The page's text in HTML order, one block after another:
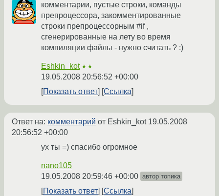
комментарии, пустые строки, команды
препроцессора, закомментированные
строки препроцессорным #if ,
сгенерированные на лету во время
компиляции файлы - нужно считать ? :)
Eshkin_kot ★★
19.05.2008 20:56:52 +00:00
Показать ответ
Ссылка
Ответ на: комментарий от Eshkin_kot 19.05.2008
20:56:52 +00:00
ух ты =) спасибо огромное
nano105
19.05.2008 20:59:46 +00:00 автор топика
Показать ответ Ссылка